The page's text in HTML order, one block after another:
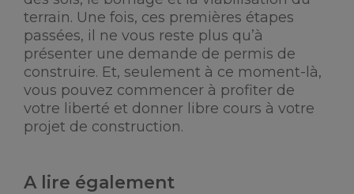
terrain. Une fois, ces premières étapes
passées, il ne vous reste plus qu’à
présenter une demande de permis de
construire. Et, seulement à ce moment-là,
vous pouvez commencer à profiter de
votre liberté et donner libre cours à votre
projet de construction.
A lire également